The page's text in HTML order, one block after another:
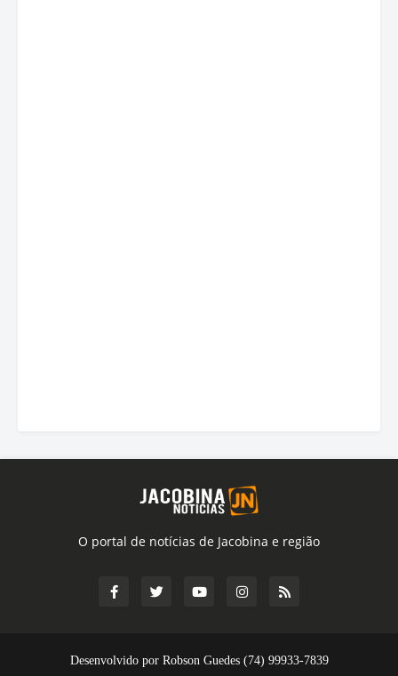
O portal de notícias de Jacobina e região
Desenvolvido por Robson Guedes (74) 99933-7839